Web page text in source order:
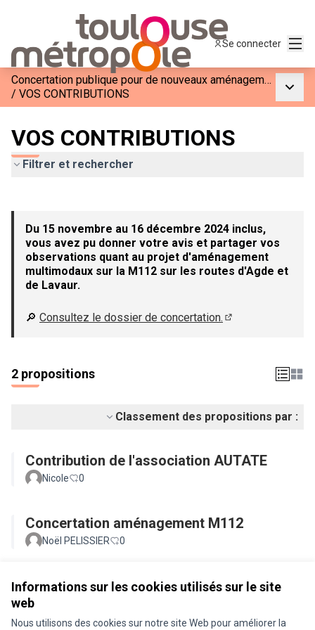
Informations sur les cookies utilisés sur le site
web
Nous utilisons des cookies sur notre site Web pour améliorer la
Se connecter
Concertation publique pour de nouveaux aménagements sur la M112
/ VOS CONTRIBUTIONS
VOS CONTRIBUTIONS
Filtrer et rechercher
−
Du 15 novembre au 16 décembre 2024 inclus,
vous avez pu donner votre avis et partager vos
observations quant au projet d'aménagement
multimodaux sur la M112 sur les routes d'Agde et
de Lavaur.
🔎 Consultez le dossier de concertation.
2 propositions
Classement des propositions par :
Contribution de l'association AUTATE
Nicole 0
Concertation aménagement M112
Noël PELISSIER 0